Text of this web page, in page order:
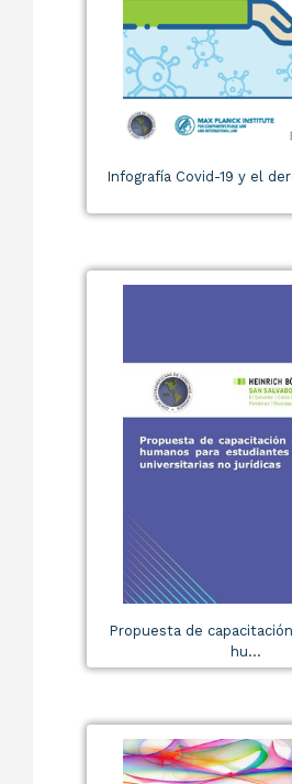
Infografía Covid-19 y el
Propuesta de
hu...